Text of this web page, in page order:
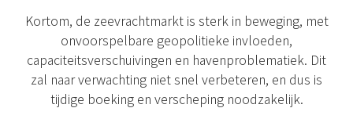
Kortom, de zeevrachtmarkt is sterk in beweging, met
onvoorspelbare geopolitieke invloeden,
capaciteitsverschuivingen en havenproblematiek. Dit
zal naar verwachting niet snel verbeteren, en dus is
tijdige boeking en verscheping noodzakelijk.